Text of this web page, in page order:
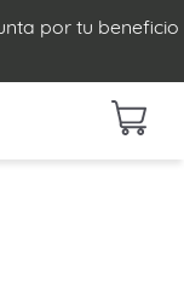
por tu beneficio